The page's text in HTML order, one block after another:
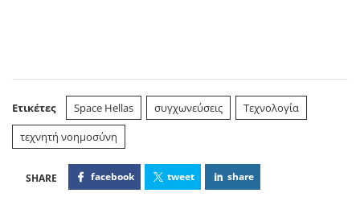
Ετικέτες Space Hellas συγχωνεύσεις
Τεχνολογία
τεχνητή νοημοσύνη
facebook tweet share